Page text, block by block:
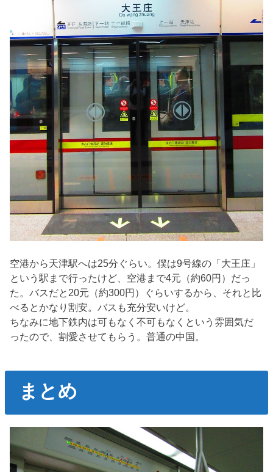
空港から天津駅へは25分ぐらい。僕は9号線の「大王庄」
という駅まで行ったけど、空港まで4元（約60円）だっ
た。バスだと20元（約300円）ぐらいするから、それと比
べるとかなり割安。バスも充分安いけど。
ちなみに地下鉄内は可もなく不可もなくという雰囲気だ
ったので、割愛させてもらう。普通の中国。
まとめ